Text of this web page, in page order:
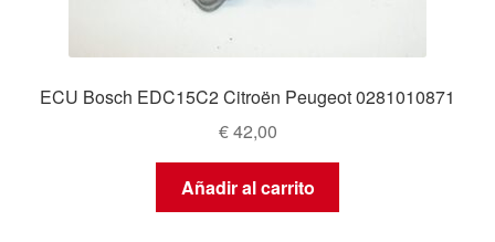
ECU Bosch EDC15C2 Citroën Peugeot 0281010871
€42,00
Añadir al carrito